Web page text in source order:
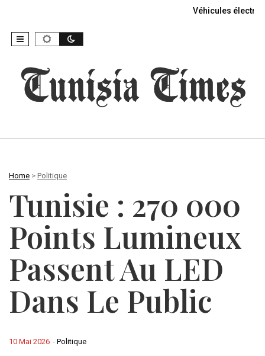
Véhicules
Home > Politique
Tunisie : 270 000
Points Lumineux
Passent Au LED
Dans Le Public
- Politique
10 Mai 2026